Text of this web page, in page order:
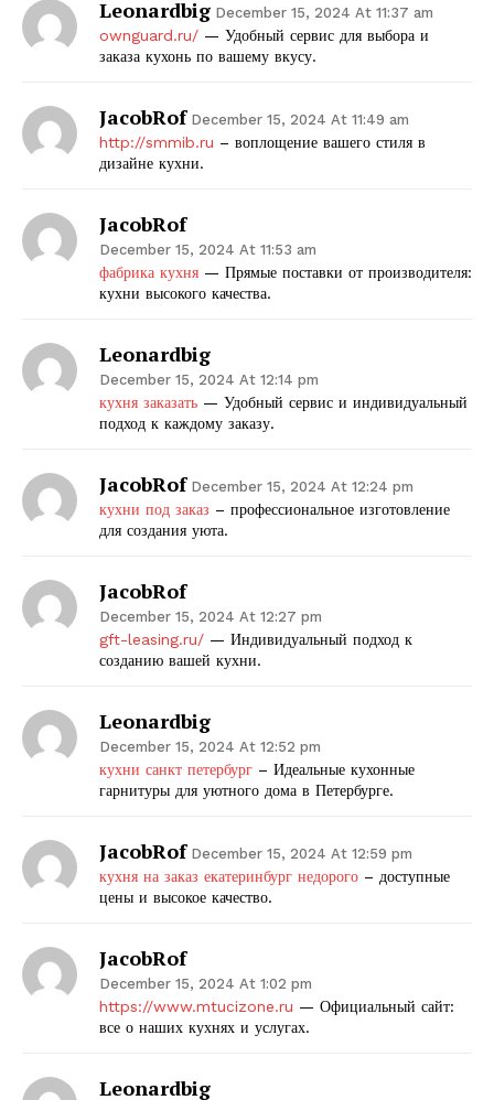
Leonardbig December 15, 2024 At 11:37 am
ownguard.ru/ — Удобный сервис для выбора и
заказа кухонь по вашему вкусу.
JacobRof December 15, 2024 At 11:49 am
http://smmib.ru – воплощение вашего стиля в
дизайне кухни.
JacobRof
December 15, 2024 At 11:53 am
фабрика кухня — Прямые поставки от производителя:
кухни высокого качества.
Leonardbig
December 15, 2024 At 12:14 pm
кухня заказать — Удобный сервис и индивидуальный
подход к каждому заказу.
JacobRof December 15, 2024 At 12:24 pm
кухни под заказ – профессиональное изготовление
для создания уюта.
JacobRof
December 15, 2024 At 12:27 pm
gft-leasing.ru/ — Индивидуальный подход к
созданию вашей кухни.
Leonardbig
December 15, 2024 At 12:52 pm
кухни санкт петербург – Идеальные кухонные
гарнитуры для уютного дома в Петербурге.
JacobRof December 15, 2024 At 12:59 pm
кухня на заказ екатеринбург недорого – доступные
цены и высокое качество.
JacobRof
December 15, 2024 At 1:02 pm
https://www.mtucizone.ru — Официальный сайт:
все о наших кухнях и услугах.
Leonardbig